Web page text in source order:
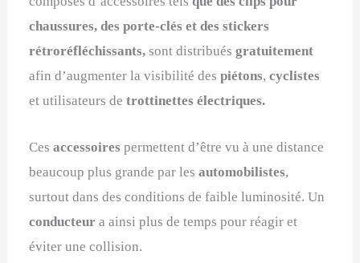
chaussures, des porte-clés et des stickers
rétroréfléchissants, sont distribuésgratuitement
afin d’augmenter la visibilité despiétons,cyclistes
et utilisateurs detrottinettes électriques.
Cesaccessoirespermettent d’être vu à une distance
beaucoup plus grande par lesautomobilistes,
surtout dans des conditions de faible luminosité. Un
conducteura ainsi plus de temps pour réagir et
éviter une collision.